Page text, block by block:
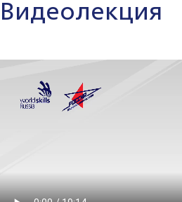
Видеолекция